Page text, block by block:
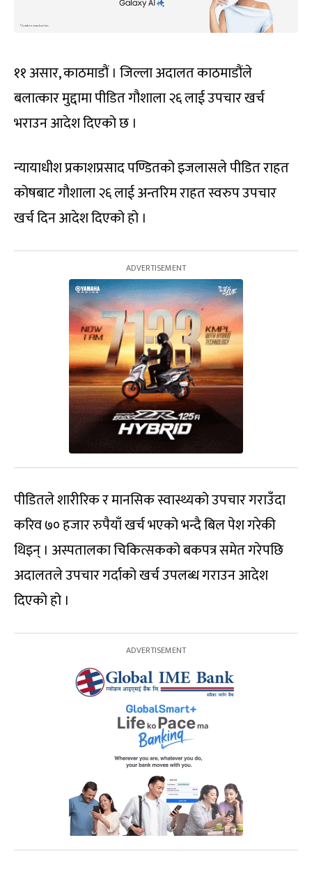
११ असार, काठमाडौं । जिल्ला अदालत काठमाडौंले
बलात्कार मुद्दामा पीडित गौशाला २६ लाई उपचार खर्च
भराउन आदेश दिएको छ ।
न्यायाधीश प्रकाशप्रसाद पण्डितको इजलासले पीडित राहत
कोषबाट गौशाला २६ लाई अन्तरिम राहत स्वरुप उपचार
खर्च दिन आदेश दिएको हो ।
पीडितले शारीरिक र मानसिक स्वास्थ्यको उपचार गराउँदा
करिव ७० हजार रुपैयाँ खर्च भएको भन्दै बिल पेश गरेकी
थिइन् । अस्पतालका चिकित्सकको बकपत्र समेत गरेपछि
अदालतले उपचार गर्दाको खर्च उपलब्ध गराउन आदेश
दिएको हो ।